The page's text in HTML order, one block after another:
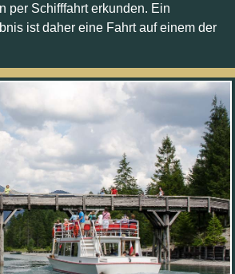
per Schifffahrt erkunden. Ein
ist daher eine Fahrt auf einem der